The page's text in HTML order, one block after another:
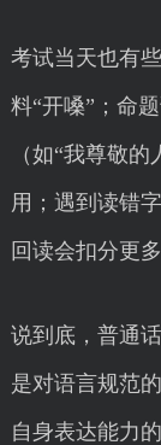
考试当天也有
料“开嗓”；命
（如“我尊敬
用；遇到读错
回读会扣分更多
说到底，普通
是对语言规范
自身表达能力